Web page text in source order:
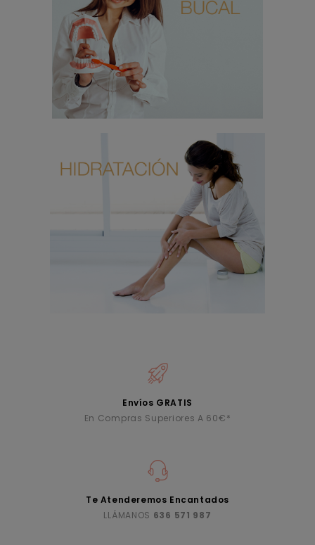
Envíos GRATIS
En Compras Superiores A 60€*
Te Atenderemos Encantados
LLÁMANOS 636 571 987